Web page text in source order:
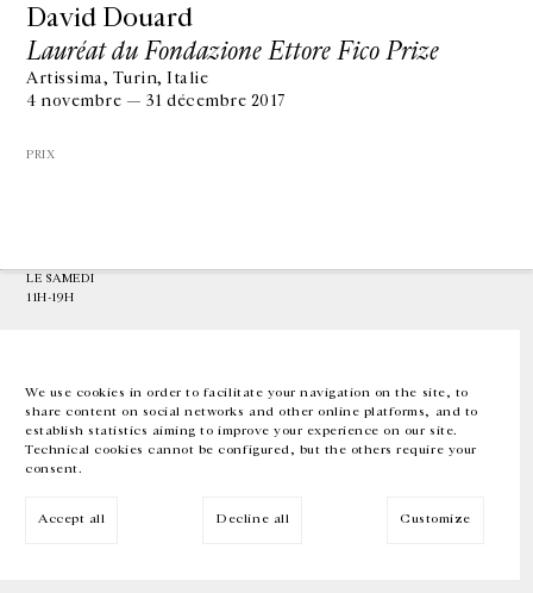
We use cookies in order to facilitate your navigation on the site, to
share content on social networks and other online platforms, and to
establish statistics aiming to improve your experience on our site.
Technical cookies cannot be configured, but the others require your
consent.
Accept all Decline all Customize
David Douard
Lauréat du Fondazione Ettore Fico Prize
Artissima, Turin, Italie
4 novembre — 31 décembre 2017
PRIX
T.+33 1 42 77 38 87
LE SAMEDI
11H-19H
EN FR 中文 Facebook Instagram
Inscrivez-vous à notre newsletter